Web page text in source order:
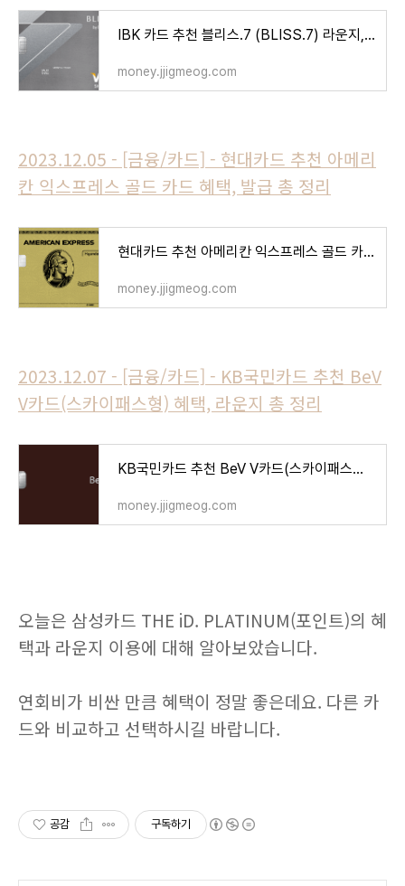
IBK 카드 추천 블리스.7 (BLISS.7) 라운지, 혜택, 마일리지 총 정리
money.jjigmeog.com
2023.12.05 - [금융/카드] - 현대카드 추천 아메리
칸 익스프레스 골드 카드 혜택, 발급 총 정리
현대카드 추천 아메리칸 익스프레스 골드 카드 혜택, 발급 총 정리
money.jjigmeog.com
2023.12.07 - [금융/카드] - KB국민카드 추천 BeV
V카드(스카이패스형) 혜택, 라운지 총 정리
KB국민카드 추천 BeV V카드(스카이패스형) 혜택, 라운지 총 정리
money.jjigmeog.com
오늘은 삼성카드 THE iD. PLATINUM(포인트)의 혜
택과 라운지 이용에 대해 알아보았습니다.
연회비가 비싼 만큼 혜택이 정말 좋은데요. 다른 카
드와 비교하고 선택하시길 바랍니다.
공감 구독하기